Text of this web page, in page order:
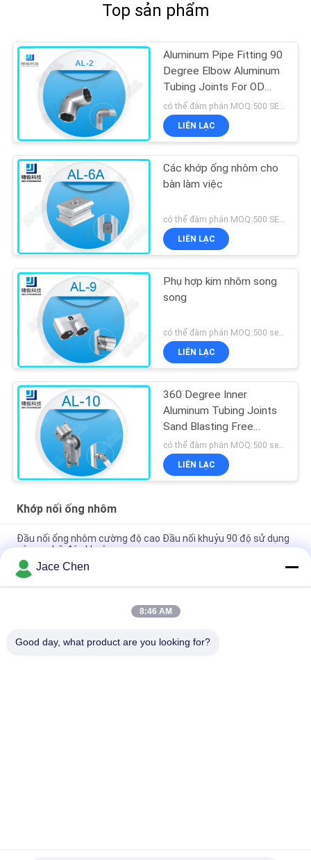
Top sản phẩm
Aluminum Pipe Fitting 90
Degree Elbow Aluminum
Tubing Joints For OD
28mm Pipe
có thể đàm phán MOQ:500 SETS
LIÊN LẠC
Các khớp ống nhôm cho
bàn làm việc
LIÊN LẠC
Phụ hợp kim nhôm song
song
LIÊN LẠC
360 Degree Inner
Aluminum Tubing Joints
Sand Blasting Free
Rotation AL-10
có thể đàm phán MOQ:500 sets
LIÊN LẠC
Khớp nối ống nhôm
Đầu nối ống nhôm cường độ cao Đầu nối khuỷu 90 độ sử dụng
công nghệ đúc khuôn
Mối nối ống nhôm đúc anodizing được chứng nhận ISO 9001
cho hệ thống ống nạc và máy trạm công nghiệp
90 độ Nữ tham dự Ống nhôm đúc Khớp nối khuỷu tay cho hệ
Jace Chen
8:46 AM
Good day, what product are you looking for?